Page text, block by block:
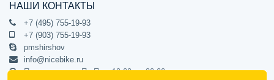
НАШИ КОНТАКТЫ
+7 (495) 755-19-93
+7 (903) 755-19-93
pmshirshov
info@nicebike.ru
Прием звонков Пн-Пт с 10:00 до 20:00